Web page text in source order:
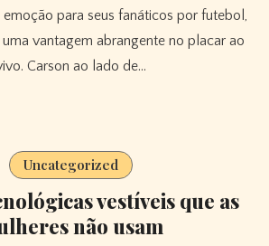
para seus fanáticos por futebol,
vantagem abrangente no placar ao
Carson ao lado de…
Uncategorized
vestíveis que as
não usam